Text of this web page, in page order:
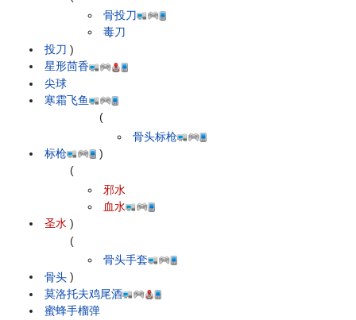
投刀
骨投刀
毒刀
)
星形茴香
尖球
寒霜飞鱼
标枪
(
骨头标枪
)
圣水
(
邪水
血水
)
骨头
(
骨头手套
)
莫洛托夫鸡尾酒
蜜蜂手榴弹